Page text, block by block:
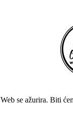
Web se ažurira. Biti